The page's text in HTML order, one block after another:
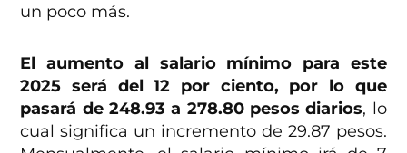
un poco más.
El aumento al salario mínimo para este
2025 será del 12 por ciento, por lo que
pasará de 248.93 a 278.80 pesos diarios, lo
cual significa un incremento de 29.87 pesos.